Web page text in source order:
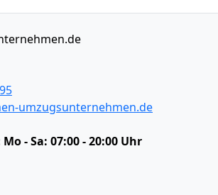
umzugsunternehmen.de
Mo - Sa: 07:00 - 20:00 Uhr